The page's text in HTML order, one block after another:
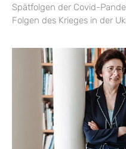
Spätfolgen der Covid-
Folgen des Krieges in der